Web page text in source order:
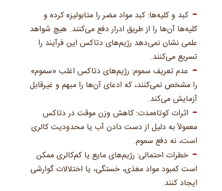
کبد و کلیه‌ها: کبد مواد مضر را متابولیزه کرده و
کلیه‌ها آن‌ها را از طریق ادرار دفع می‌کنند. هیچ شواهد
علمی نشان نمی‌دهد رژیم‌های دتاکس این فرآیند را
تسریع می‌کنند.
عدم تعریف سموم: رژیم‌های دتاکس اغلب «سموم»
را مشخص نمی‌کنند، که ادعای آن‌ها را مبهم و غیرقابل
آزمایش می‌کند.
اثرات کوتاه‌مدت: کاهش وزن موقت در دتاکس
معمولاً به دلیل از دست دادن آب یا محدودیت کالری
است، نه دفع سموم.
خطرات احتمالی: رژیم‌های مایع یا کم‌کالری ممکن
است کمبود مواد مغذی، خستگی، یا اختلالات گوارشی
ایجاد کنند.